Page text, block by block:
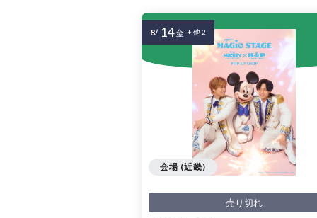
売り切れ
会場 (近畿)
8/ 14金 + 他 2